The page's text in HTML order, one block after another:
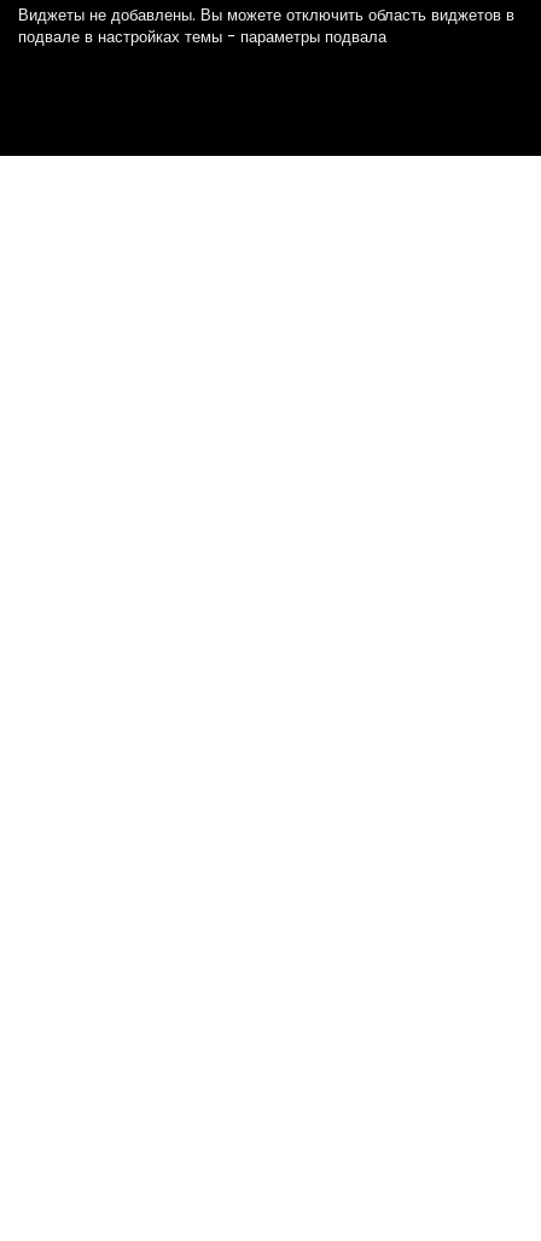
Виджеты не добавлены. Вы можете отключить область виджетов в
подвале в настройках темы - параметры подвала